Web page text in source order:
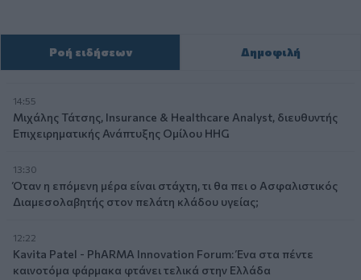
Ροή ειδήσεων Δημοφιλή
14:55
Μιχάλης Τάτσης, Insurance & Healthcare Analyst, διευθυντής
Επιχειρηματικής Ανάπτυξης Ομίλου HHG
13:30
Όταν η επόμενη μέρα είναι στάχτη, τι θα πει ο Ασφαλιστικός
Διαμεσολαβητής στον πελάτη κλάδου υγείας;
12:22
Kavita Patel - PhARMA Innovation Forum: Ένα στα πέντε
καινοτόμα φάρμακα φτάνει τελικά στην Ελλάδα